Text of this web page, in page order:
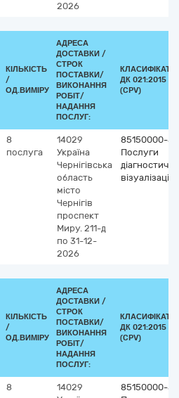
2026
КІЛЬКІСТЬ
/
ОД.ВИМІРУ
АДРЕСА
ДОСТАВКИ /
СТРОК
ПОСТАВКИ/
ВИКОНАННЯ
РОБІТ/
НАДАННЯ
ПОСЛУГ:
ДК 021:2015
(CPV)
8
послуга
14029
Україна
Чернігівська
область
місто
Чернігів
проспект
Миру. 211-д
по 31-12-
2026
85150000-5
Послуги
візуалізації
КІЛЬКІСТЬ
/
ОД.ВИМІРУ
АДРЕСА
ДОСТАВКИ /
СТРОК
ПОСТАВКИ/
ВИКОНАННЯ
РОБІТ/
НАДАННЯ
ПОСЛУГ:
ДК 021:2015
(CPV)
8
14029
85150000-5